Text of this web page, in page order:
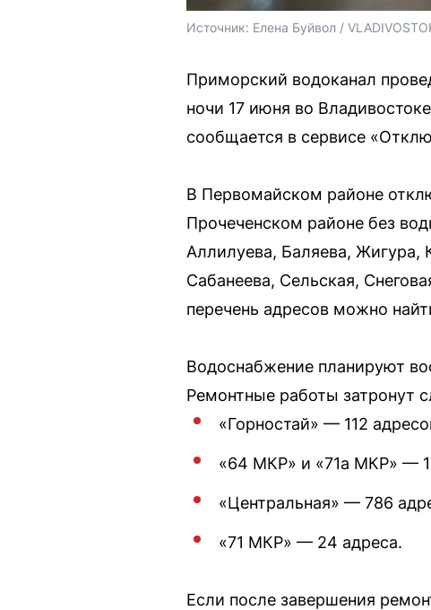
Источник: Елена Буйвол /
Приморский водоканал
ночи 17 июня во
сообщается в сервисе
В Первомайском районе
Прочеченском районе без
Аллилуева, Баляева, Жигура,
Сабанеева, Сельская,
перечень адресов можно
Водоснабжение планируют
Ремонтные работы затронут
«Горностай» — 112
«64 МКР» и «71а МКР» —
«Центральная» — 786
«71 МКР» — 24 адреса.
Если после завершения